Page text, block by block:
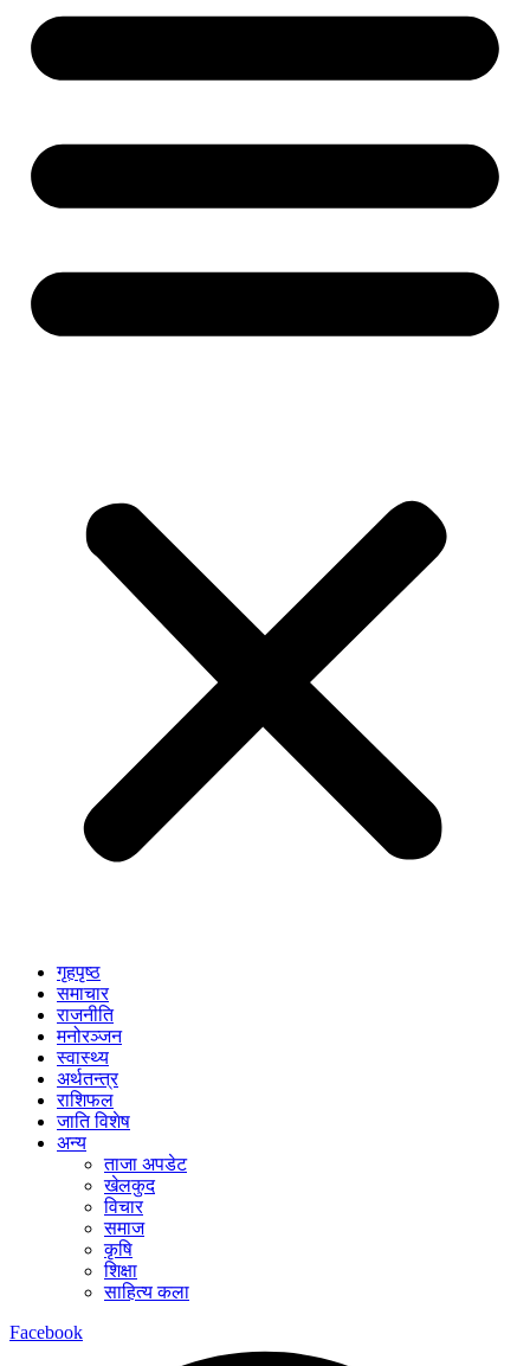
गृहपृष्ठ
समाचार
राजनीति
मनोरञ्जन
स्वास्थ्य
अर्थतन्त्र
राशिफल
जाति विशेष
अन्य
ताजा अपडेट
खेलकुद
विचार
समाज
कृषि
शिक्षा
साहित्य कला
Facebook